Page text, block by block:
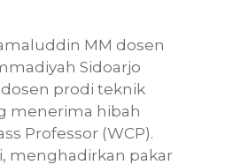
MM dosen
Sidoarjo
prodi teknik
menerima hibah
Professor (WCP).
menghadirkan pakar